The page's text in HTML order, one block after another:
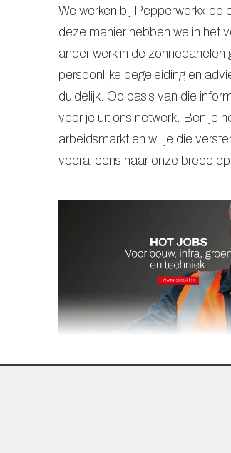
We werken bij Pepperworkx op
deze manier hebben we in het
ander werk in de
persoonlijke begeleiding en
duidelijk. Op basis van die
voor je uit ons netwerk. Ben je
arbeidsmarkt en wil je die
vooral eens naar onze brede